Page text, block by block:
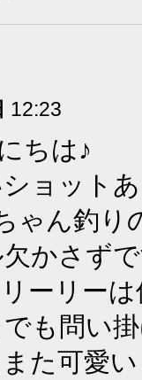
12:23
ちは♪
ョット
ゃん釣り
かさず
ーリー
も問い
た可愛